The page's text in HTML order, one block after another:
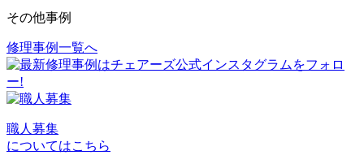
その他事例
投
稿
ナ
ビ
ゲ
修理事例一覧へ
職人募集
についてはこちら